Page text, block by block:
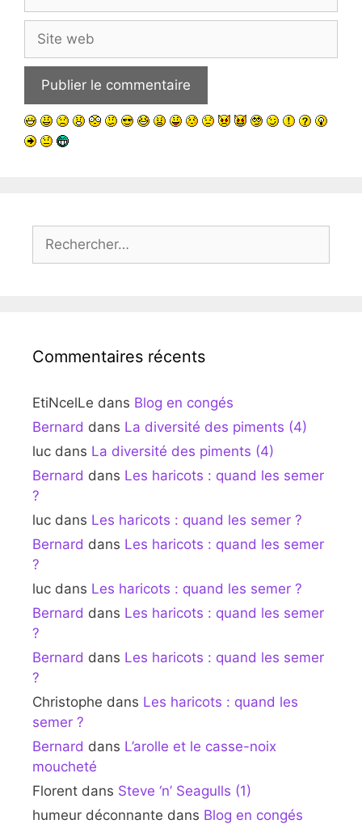
web
Commentaires récents
EtiNcelLe dans Blog en congés
Bernard dans La diversité des piments (4)
luc dans La diversité des piments (4)
Bernard dans Les haricots : quand les semer
?
luc dans Les haricots : quand les semer ?
Bernard dans Les haricots : quand les semer
?
luc dans Les haricots : quand les semer ?
Bernard dans Les haricots : quand les semer
?
Bernard dans Les haricots : quand les semer
?
Christophe dans Les haricots : quand les
semer ?
Bernard dans L’arolle et le casse-noix
moucheté
Florent dans Steve ‘n’ Seagulls (1)
humeur déconnante dans Blog en congés